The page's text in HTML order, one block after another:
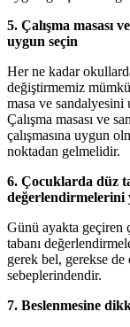
5. Çalışma masası
uygun seçin
Her ne kadar
değiştirmemiz
masa ve
Çalışma masası ve
çalışmasına uygun
noktadan gelmelidir.
6. Çocuklarda düz
değerlendirmelerini
Günü ayakta geçiren
tabanı
gerek bel, gerekse de
sebeplerindendir.
7. Beslenmesine